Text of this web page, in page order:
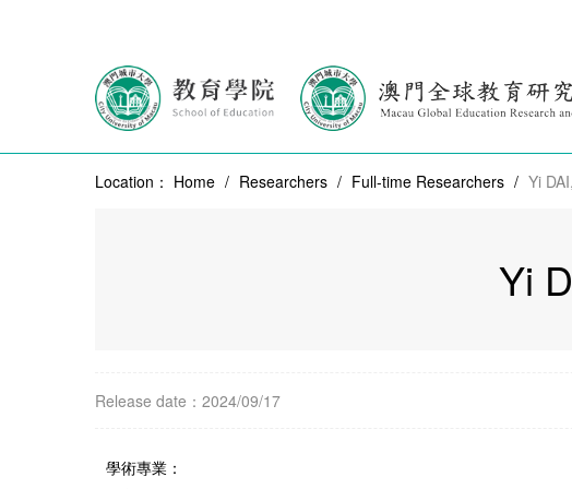
Location： Home / Researchers / Full-time Researchers / Yi
Yi
Release date：2024/09/17
學術專業：